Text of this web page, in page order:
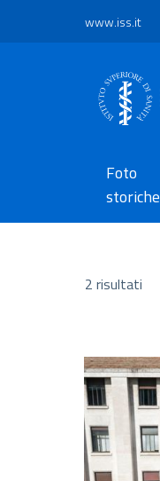
www.iss.it
Foto
storiche
2 risultati